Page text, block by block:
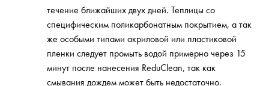
течение ближайших двух дней. Теплицы со
специфическим поликарбонатным покрытием, а так
же особыми типами акриловой или пластиковой
пленки следует промыть водой примерно через 15
минут после нанесения ReduClean, так как
смывания дождем может быть недостаточно.